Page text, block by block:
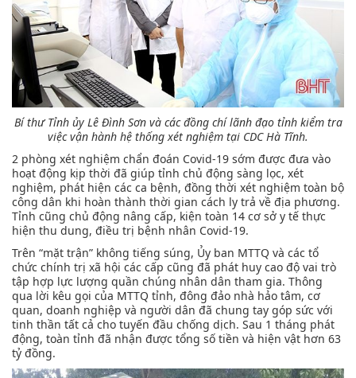
Bí thư Tỉnh ủy Lê Đình Sơn và các đồng chí lãnh đạo tỉnh kiểm tra
việc vận hành hệ thống xét nghiệm tại CDC Hà Tĩnh.
2 phòng xét nghiệm chẩn đoán Covid-19 sớm được đưa vào
hoạt động kịp thời đã giúp tỉnh chủ động sàng lọc, xét
nghiệm, phát hiện các ca bệnh, đồng thời xét nghiệm toàn bộ
công dân khi hoàn thành thời gian cách ly trả về địa phương.
Tỉnh cũng chủ động nâng cấp, kiện toàn 14 cơ sở y tế thực
hiện thu dung, điều trị bệnh nhân Covid-19.
Trên “mặt trận” không tiếng súng, Ủy ban MTTQ và các tổ
chức chính trị xã hội các cấp cũng đã phát huy cao độ vai trò
tập hợp lực lượng quần chúng nhân dân tham gia. Thông
qua lời kêu gọi của MTTQ tỉnh, đông đảo nhà hảo tâm, cơ
quan, doanh nghiệp và người dân đã chung tay góp sức với
tinh thần tất cả cho tuyến đầu chống dịch. Sau 1 tháng phát
động, toàn tỉnh đã nhận được tổng số tiền và hiện vật hơn 63
tỷ đồng.